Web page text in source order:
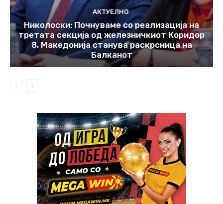
АКТУЕЛНО
Николоски: Почнуваме со реализација на
третата секција од железничкиот Коридор
8, Македонија станува раскрсница на
Балканот